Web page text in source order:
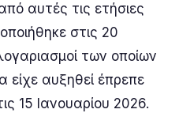
αυτές τις ετήσιες
στις 20
των οποίων
είχε αυξηθεί έπρεπε
15 Ιανουαρίου 2026.